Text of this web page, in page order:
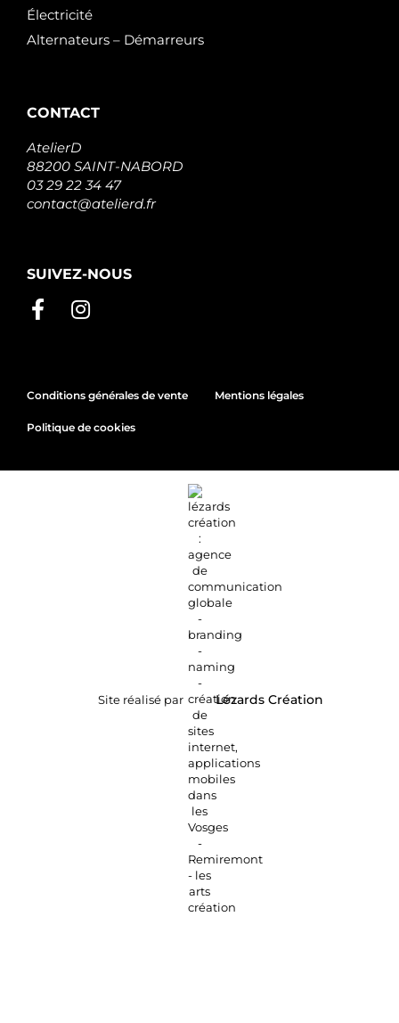
Électricité
Alternateurs – Démarreurs
CONTACT
AtelierD
88200 SAINT-NABORD
03 29 22 34 47
contact@atelierd.fr
SUIVEZ-NOUS
Conditions générales de vente Mentions légales
Politique de cookies
Site réalisé par Lézards Création